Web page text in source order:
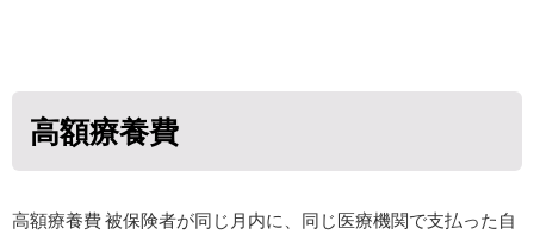
高額療養費
高額療養費 被保険者が同じ月内に、同じ医療機関で支払った自